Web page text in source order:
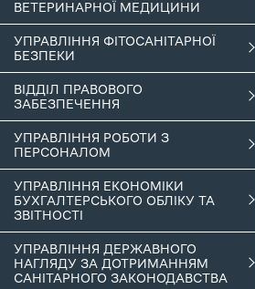
ВЕТЕРИНАРНОЇ МЕДИЦИНИ
УПРАВЛІННЯ ФІТОСАНІТАРНОЇ
БЕЗПЕКИ
ВІДДІЛ ПРАВОВОГО
ЗАБЕЗПЕЧЕННЯ
УПРАВЛІННЯ РОБОТИ З
ПЕРСОНАЛОМ
УПРАВЛІННЯ ЕКОНОМІКИ
БУХГАЛТЕРСЬКОГО ОБЛІКУ ТА
ЗВІТНОСТІ
УПРАВЛІННЯ ДЕРЖАВНОГО
НАГЛЯДУ ЗА ДОТРИМАННЯМ
САНІТАРНОГО ЗАКОНОДАВСТВА